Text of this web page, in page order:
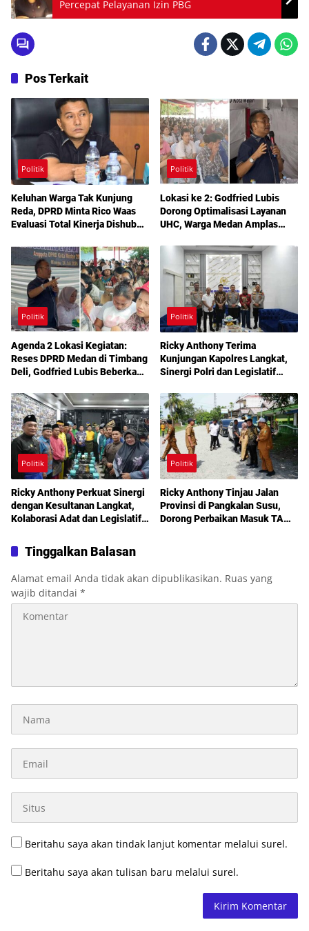
Percepat Pelayanan Izin PBG
Pos Terkait
Politik
Keluhan Warga Tak Kunjung
Reda, DPRD Minta Rico Waas
Evaluasi Total Kinerja Dishub
Politik
Lokasi ke 2: Godfried Lubis
Dorong Optimalisasi Layanan
UHC, Warga Medan Amplas
Berobat Gratis Bermodal KTP
Politik
Agenda 2 Lokasi Kegiatan:
Reses DPRD Medan di Timbang
Deli, Godfried Lubis Beberkan
Layanan Kesehatan Gratis
Politik
Ricky Anthony Terima
Kunjungan Kapolres Langkat,
Sinergi Polri dan Legislatif
Politik
Ricky Anthony Perkuat Sinergi
dengan Kesultanan Langkat,
Kolaborasi Adat dan Legislatif
Politik
Ricky Anthony Tinjau Jalan
Provinsi di Pangkalan Susu,
Dorong Perbaikan Masuk TA
Tinggalkan Balasan
Alamat email Anda tidak akan dipublikasikan. Ruas yang
wajib ditandai *
Beritahu saya akan tindak lanjut komentar melalui surel.
Beritahu saya akan tulisan baru melalui surel.